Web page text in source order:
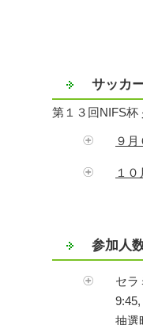
私
サッカ
第１３回NIFS杯
９
１
参加人
セラ
抽選